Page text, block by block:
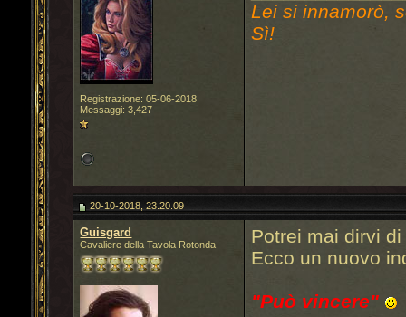
Registrazione: 05-06-2018
Messaggi: 3,427
Lei si innamorò,
Sì!
20-10-2018, 23.20.09
Guisgard
Cavaliere della Tavola Rotonda
Potrei mai dirvi
Ecco un nuovo
"Può vincere"